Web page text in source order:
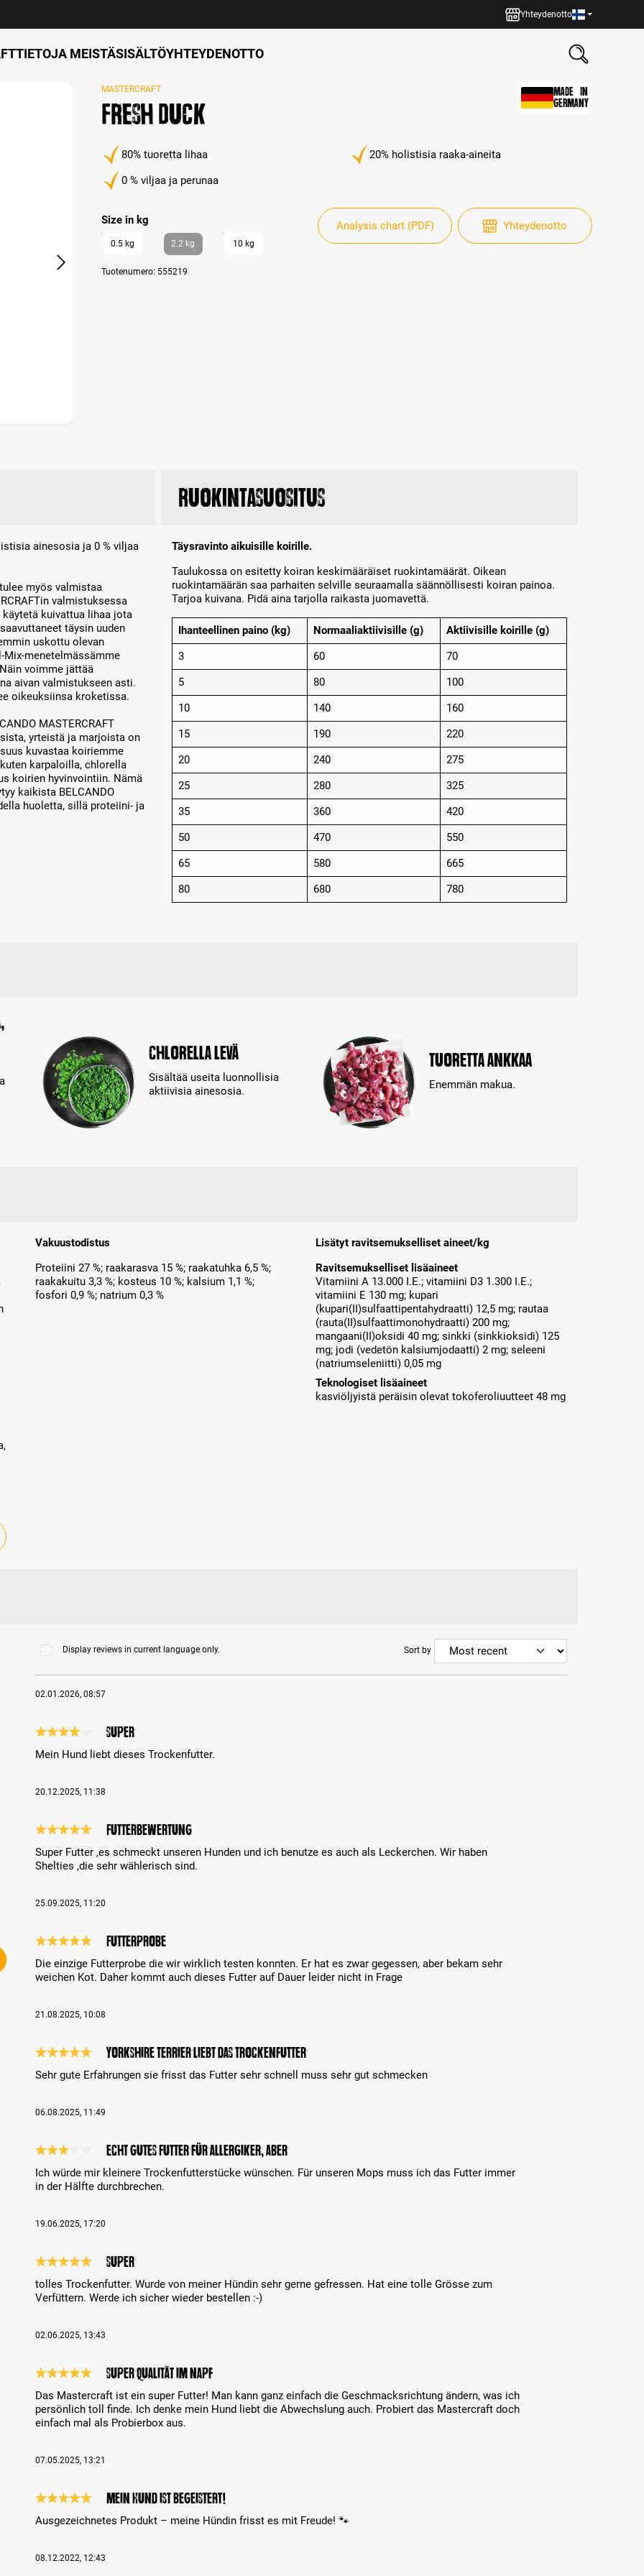
Yhteydenotto
TIETOJA MEISTÄSISÄLTÖYHTEYDENOTTO
MASTERCRAFT
Fresh Duck
MADE IN
GERMANY
80% tuoretta lihaa
20% holistisia raaka-aineita
0 % viljaa ja perunaa
Select
Size in kg
0.5 kg 2.2 kg 10 kg
Tuotenumero: 555219
Analysis chart (PDF) Yhteydenotto
ainesosia ja 0 % viljaa
myös valmistaa
valmistuksessa
kuivattua lihaa jota
täysin uuden
uskottu olevan
Mix-menetelmässämme
voimme jättää
aivan valmistukseen asti.
oikeuksiinsa kroketissa.
MASTERCRAFT
yrteistä ja marjoista on
kuvastaa koiriemme
karpaloilla, chlorella
koirien hyvinvointiin. Nämä
kaikista BELCANDO
huoletta, sillä proteiini- ja
Chlorella levä
Sisältää useita luonnollisia
aktiivisia ainesosia.
Tuoretta ankkaa
Enemmän makua.
Ruokintasuositus
Täysravinto aikuisille koirille.
Taulukossa on esitetty koiran keskimääräiset ruokintamäärät. Oikean
ruokintamäärän saa parhaiten selville seuraamalla säännöllisesti koiran painoa.
Tarjoa kuivana. Pidä aina tarjolla raikasta juomavettä.
Ihanteellinen paino (kg) Normaaliaktiivisille (g)
Aktiivisille koirille (g)
3
60
70
5
80
100
10
140
160
15
190
220
20
240
275
25
280
325
35
360
420
50
470
550
65
580
665
80
680 780
Vakuustodistus
Proteiini 27 %; raakarasva 15 %; raakatuhka 6,5 %;
raakakuitu 3,3 %; kosteus 10 %; kalsium 1,1 %;
fosfori 0,9 %; natrium 0,3 %
Lisätyt ravitsemukselliset aineet/kg
Ravitsemukselliset lisäaineet
Vitamiini A 13.000 I.E.; vitamiini D3 1.300 I.E.;
vitamiini E 130 mg; kupari
(kupari(II)sulfaattipentahydraatti) 12,5 mg; rautaa
(rauta(II)sulfaattimonohydraatti) 200 mg;
mangaani(II)oksidi 40 mg; sinkki (sinkkioksidi) 125
mg; jodi (vedetön kalsiumjodaatti) 2 mg; seleeni
(natriumseleniitti) 0,05 mg
Teknologiset lisäaineet
kasviöljyistä peräisin olevat tokoferoliuutteet 48 mg
Display reviews in current language only. Sort by
02.01.2026, 08:57
Super
Mein Hund liebt dieses Trockenfutter.
20.12.2025, 11:38
Futterbewertung
Super Futter ,es schmeckt unseren Hunden und ich benutze es auch als Leckerchen. Wir haben
Shelties ,die sehr wählerisch sind.
25.09.2025, 11:20
Futterprobe
Die einzige Futterprobe die wir wirklich testen konnten. Er hat es zwar gegessen, aber bekam sehr
weichen Kot. Daher kommt auch dieses Futter auf Dauer leider nicht in Frage
21.08.2025, 10:08
Yorkshire Terrier liebt das Trockenfutter
Sehr gute Erfahrungen sie frisst das Futter sehr schnell muss sehr gut schmecken
06.08.2025, 11:49
Echt gutes Futter für Allergiker, aber…
Ich würde mir kleinere Trockenfutterstücke wünschen. Für unseren Mops muss ich das Futter immer
in der Hälfte durchbrechen.
19.06.2025, 17:20
Super
tolles Trockenfutter. Wurde von meiner Hündin sehr gerne gefressen. Hat eine tolle Grösse zum
Verfüttern. Werde ich sicher wieder bestellen :-)
02.06.2025, 13:43
Review with rating of 5 out of 5 stars
Super Qualität im Napf
Das Mastercraft ist ein super Futter! Man kann ganz einfach die Geschmacksrichtung ändern, was ich
persönlich toll finde. Ich denke mein Hund liebt die Abwechslung auch. Probiert das Mastercraft doch
einfach mal als Probierbox aus.
07.05.2025, 13:21
Mein Hund ist begeistert!
Ausgezeichnetes Produkt – meine Hündin frisst es mit Freude! 🐾
08.12.2022, 12:43